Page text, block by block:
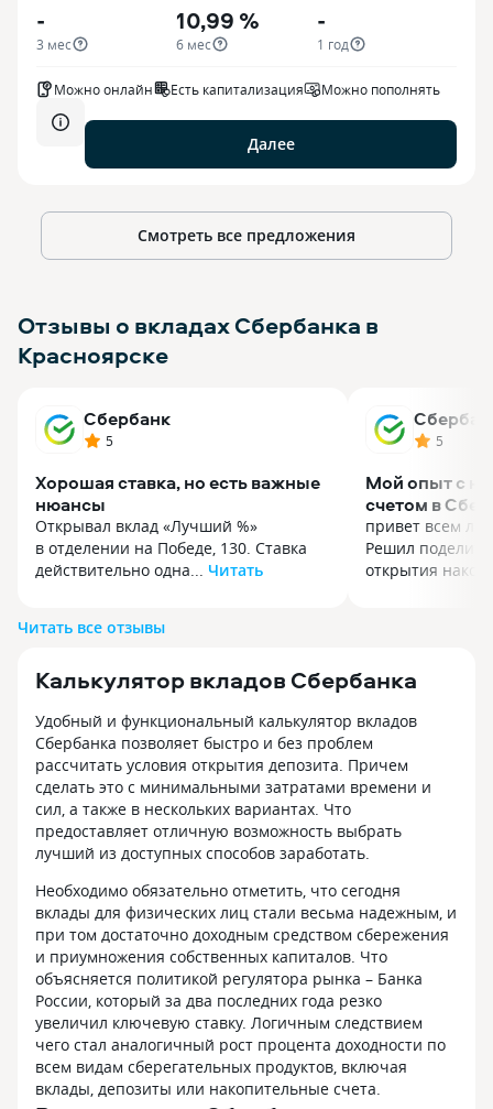
-
3 мес
10,99 %
6 мес
-
1 год
Можно онлайн Есть капитализация Можно пополнять
Далее
Смотреть все предложения
Отзывы о вкладах Сбербанка в
Красноярске
Сбербанк
5
Хорошая ставка, но есть важные
нюансы
Открывал вклад «Лучший %»
в отделении на Победе, 130. Ставка
действительно одна... Читать
действительно одна из самых
на 0,5–1% выше обычных
быстро, менеджер всё разжевал.
Плюсы: — Процентот реально капает
на отдельный счёт, капitalization
можно выбрать в конце срока или
ежемесячно. — В приложении видна
вся история начислений, можно
досрочно закрыть без потери
суммы, уточняйте). — Минимальная
сумма входа — комфортные 30 000 ₽,
для Самары нормально. Минусы
и подводные камни: — «Лучший %» —
это маркетинг. Максималка действует
только на сумму до 1 млн рублей
и если не снимать проценты.
Свыше — ставка падает. — Досрочное
расторжение: если снимете раньше,
проценты пересчитают по ставке
5
Мой опыт с
счетом в
привет всем
Решил
открытия
мечту (ну там
путешествие
решился
Открытие
договор
ходить не
телефона
понравилось?
каждый день, а
в любой момент
процентов 🌟
приятные
бонусов от
процент
(примерно 3%
и спокойно 👍
Читать все отзывы
Калькулятор вкладов Сбербанка
Удобный и функциональный калькулятор вкладов
Сбербанка позволяет быстро и без проблем
рассчитать условия открытия депозита. Причем
сделать это с минимальными затратами времени и
сил, а также в нескольких вариантах. Что
предоставляет отличную возможность выбрать
лучший из доступных способов заработать.
Необходимо обязательно отметить, что сегодня
вклады для физических лиц стали весьма надежным, и
при том достаточно доходным средством сбережения
и приумножения собственных капиталов. Что
объясняется политикой регулятора рынка – Банка
России, который за два последних года резко
увеличил ключевую ставку. Логичным следствием
чего стал аналогичный рост процента доходности по
всем видам сберегательных продуктов, включая
вклады, депозиты или накопительные счета.